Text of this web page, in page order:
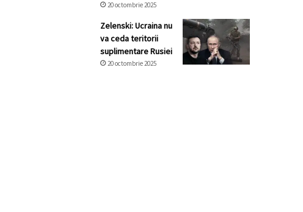
20 octombrie 2025
Zelenski: Ucraina nu
va ceda teritorii
suplimentare Rusiei
20 octombrie 2025